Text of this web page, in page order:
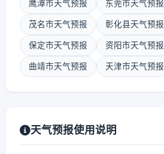
鹰潭市天气预报 东莞市天气预报
茂名市天气预报 彰化县天气预报
保定市天气预报 资阳市天气预报
曲靖市天气预报 天津市天气预报
天气预报使用说明